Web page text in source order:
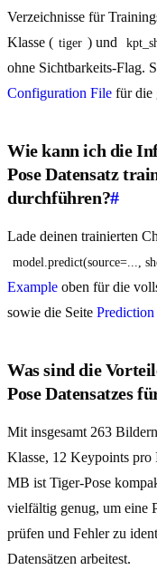
Verzeichnisse für
Klasse ( tiger ) und
ohne Sichtbarkeits-Flag.
Configuration File für die
Wie kann ich die
Pose Datensatz
durchführen?#
Lade deinen trainierten
model.predict(source=...,
Example oben für die
sowie die Seite Prediction
Was sind die
Pose Datensatzes
Mit insgesamt 263
Klasse, 12 Keypoints pro
MB ist Tiger-Pose
vielfältig genug, um eine
prüfen und Fehler zu
Datensätzen arbeitest.